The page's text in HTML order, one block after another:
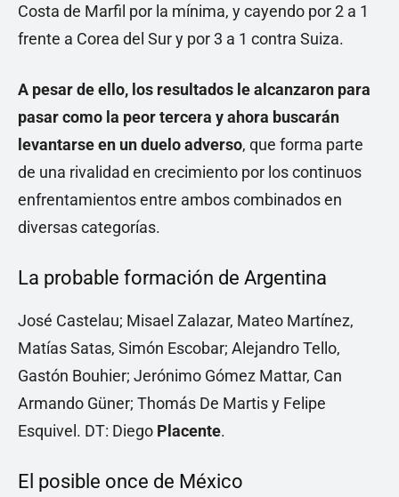
Costa de Marfil por la mínima, y cayendo por 2 a 1
frente a Corea del Sur y por 3 a 1 contra Suiza.
A pesar de ello, los resultados le alcanzaron para
pasar como la peor tercera y ahora buscarán
levantarse en un duelo adverso, que forma parte
de una rivalidad en crecimiento por los continuos
enfrentamientos entre ambos combinados en
diversas categorías.
La probable formación de Argentina
José Castelau; Misael Zalazar, Mateo Martínez,
Matías Satas, Simón Escobar; Alejandro Tello,
Gastón Bouhier; Jerónimo Gómez Mattar, Can
Armando Güner; Thomás De Martis y Felipe
Esquivel. DT: Diego Placente.
El posible once de México